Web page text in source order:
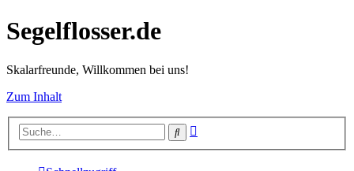
Segelflosser.de
Skalarfreunde, Willkommen bei uns!
Zum Inhalt
Suche